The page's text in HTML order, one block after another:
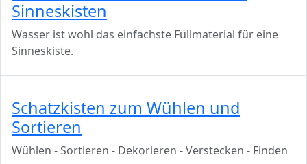
Sinneskisten
Wasser ist wohl das einfachste Füllmaterial für eine
Sinneskiste.
Schatzkisten zum Wühlen und
Sortieren
Wühlen - Sortieren - Dekorieren - Verstecken - Finden